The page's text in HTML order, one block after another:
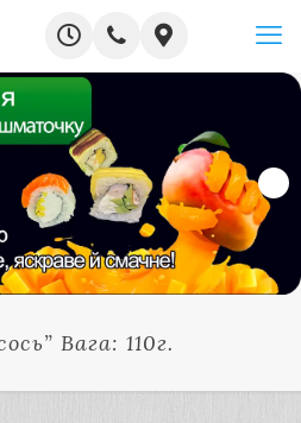
Вага: 110г.